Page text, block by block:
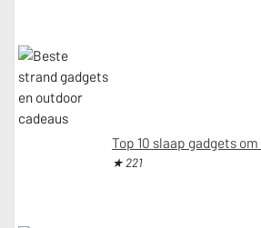
Top 10 slaap gadgets
★ 221